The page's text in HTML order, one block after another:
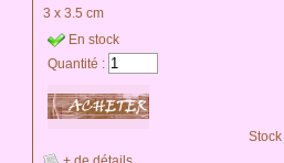
3 x 3.5 cm
En stock
Quantité :
Stock